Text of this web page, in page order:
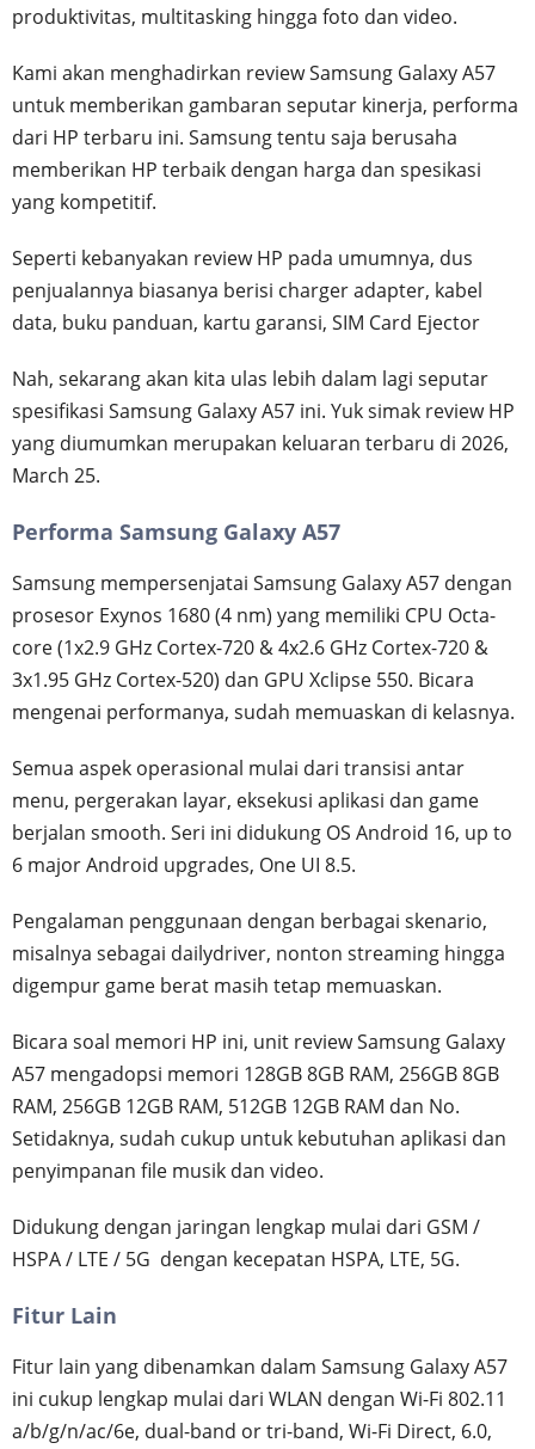
produktivitas, multitasking hingga foto dan video.
Kami akan menghadirkan review Samsung Galaxy A57
untuk memberikan gambaran seputar kinerja, performa
dari HP terbaru ini. Samsung tentu saja berusaha
memberikan HP terbaik dengan harga dan spesikasi
yang kompetitif.
Seperti kebanyakan review HP pada umumnya, dus
penjualannya biasanya berisi charger adapter, kabel
data, buku panduan, kartu garansi, SIM Card Ejector
Nah, sekarang akan kita ulas lebih dalam lagi seputar
spesifikasi Samsung Galaxy A57 ini. Yuk simak review HP
yang diumumkan merupakan keluaran terbaru di 2026,
March 25.
Performa Samsung Galaxy A57
Samsung mempersenjatai Samsung Galaxy A57 dengan
prosesor Exynos 1680 (4 nm) yang memiliki CPU Octa-
core (1x2.9 GHz Cortex-720 & 4x2.6 GHz Cortex-720 &
3x1.95 GHz Cortex-520) dan GPU Xclipse 550. Bicara
mengenai performanya, sudah memuaskan di kelasnya.
Semua aspek operasional mulai dari transisi antar
menu, pergerakan layar, eksekusi aplikasi dan game
berjalan smooth. Seri ini didukung OS Android 16, up to
6 major Android upgrades, One UI 8.5.
Pengalaman penggunaan dengan berbagai skenario,
misalnya sebagai dailydriver, nonton streaming hingga
digempur game berat masih tetap memuaskan.
Bicara soal memori HP ini, unit review Samsung Galaxy
A57 mengadopsi memori 128GB 8GB RAM, 256GB 8GB
RAM, 256GB 12GB RAM, 512GB 12GB RAM dan No.
Setidaknya, sudah cukup untuk kebutuhan aplikasi dan
penyimpanan file musik dan video.
Didukung dengan jaringan lengkap mulai dari GSM /
HSPA / LTE / 5G dengan kecepatan HSPA, LTE, 5G.
Fitur Lain
Fitur lain yang dibenamkan dalam Samsung Galaxy A57
ini cukup lengkap mulai dari WLAN dengan Wi-Fi 802.11
a/b/g/n/ac/6e, dual-band or tri-band, Wi-Fi Direct, 6.0,